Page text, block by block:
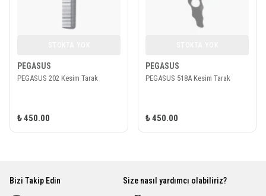
PEGASUS
PEGASUS 202 Kesim Tarak
₺ 450.00
PEGASUS
PEGASUS 518A Kesim Tarak
₺ 450.00
Bizi Takip Edin Size nasıl yardımcı olabiliriz?